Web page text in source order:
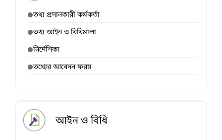
তথ্য প্রদানকারী কর্মকর্তা
তথ্য আইন ও বিধিমালা
নির্দেশিকা
তথ্যের আবেদন ফরম
আইন ও বিধি